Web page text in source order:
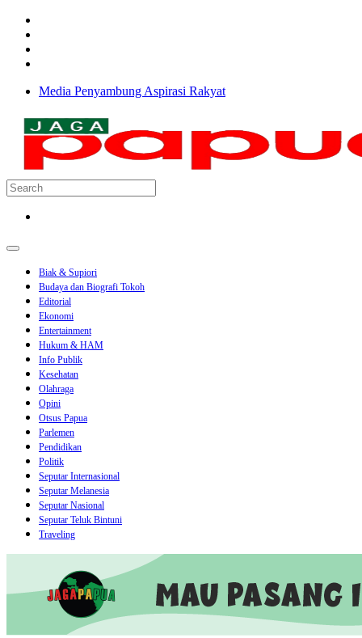
Media Penyambung Aspirasi Rakyat
Biak & Supiori
Budaya dan Biografi Tokoh
Editorial
Ekonomi
Entertainment
Hukum & HAM
Info Publik
Kesehatan
Olahraga
Opini
Otsus Papua
Parlemen
Pendidikan
Politik
Seputar Internasional
Seputar Melanesia
Seputar Nasional
Seputar Teluk Bintuni
Traveling